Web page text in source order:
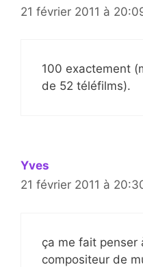
21 février 2011 à
100 exactement
de 52 téléfilms).
Yves
21 février 2011 à
ça me fait penser
compositeur de